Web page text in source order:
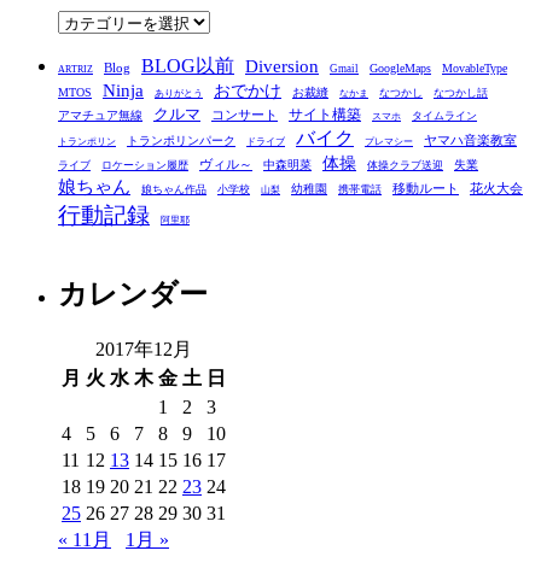
ブ
カ
ゴ
リ
ー
ARTRIZ Blog BLOG以前 Diversion Gmail GoogleMaps
MovableType
MTOS
Ninja ありがとう おでかけ お裁縫 なかま なつかし なつかし話
アマチュア無線 クルマ コンサート サイト構築 スマホ タイムライン
トランポリン トランポリンパーク ドライブ バイク プレマシー ヤマハ音楽教室
ライブ ロケーション履歴 ヴィル～ 中森明菜 体操 体操クラブ送迎 失業
娘ちゃん 娘ちゃん作品 小学校 山梨 幼稚園 携帯電話 移動ルート 花火大会
行動記録 阿里耶
カレンダー
2017年12月
月 火 水 木 金 土 日
1
2
3
4
5 6 7 8 9
10
11 12 13 14 15 16 17
18 19 20 21 22 23 24
25 26 27 28 29 30 31
« 11月
1月 »